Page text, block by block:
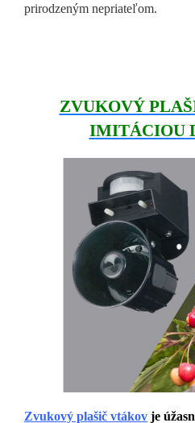
prirodzeným nepriateľom.
ZVUKOVÝ
IMITÁCIOU
Zvukový plašič vtákov je